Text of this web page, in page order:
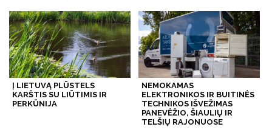
Į LIETUVĄ PLŪSTELS
KARŠTIS SU LIŪTIMIS IR
PERKŪNIJA
NEMOKAMAS
ELEKTRONIKOS IR BUITINĖS
TECHNIKOS IŠVEŽIMAS
PANEVĖŽIO, ŠIAULIŲ IR
TELŠIŲ RAJONUOSE